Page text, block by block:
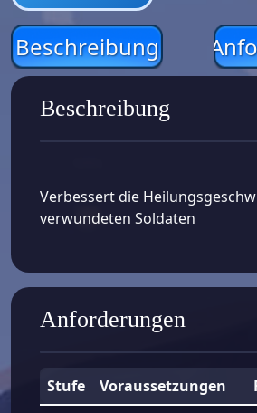
Beschreibung
Beschreibung
Verbessert die
verwundeten Soldaten
Anforderungen
Stufe Voraussetzungen